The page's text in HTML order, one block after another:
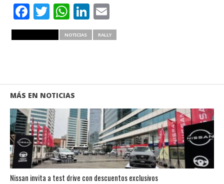
Facebook
Twitter
WhatsApp
LinkedIn
Email
NOTICIAS RALLY
MÁS EN NOTICIAS
Nissan invita a test drive con descuentos exclusivos